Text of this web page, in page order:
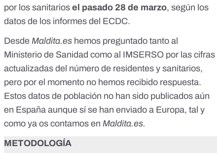
por los sanitarios el pasado 28 de marzo, según los
datos de los informes del ECDC.
Desde Maldita.es hemos preguntado tanto al
Ministerio de Sanidad como al IMSERSO por las cifras
actualizadas del número de residentes y sanitarios,
pero por el momento no hemos recibido respuesta.
Estos datos de población no han sido publicados aún
en España aunque sí se han enviado a Europa, tal y
como ya os contamos en Maldita.es.
METODOLOGÍA